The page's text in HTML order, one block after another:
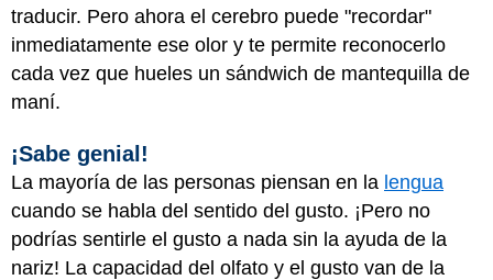
traducir. Pero ahora el cerebro puede "recordar"
inmediatamente ese olor y te permite reconocerlo
cada vez que hueles un sándwich de mantequilla de
maní.
¡Sabe genial!
La mayoría de las personas piensan en la lengua
cuando se habla del sentido del gusto. ¡Pero no
podrías sentirle el gusto a nada sin la ayuda de la
nariz! La capacidad del olfato y el gusto van de la